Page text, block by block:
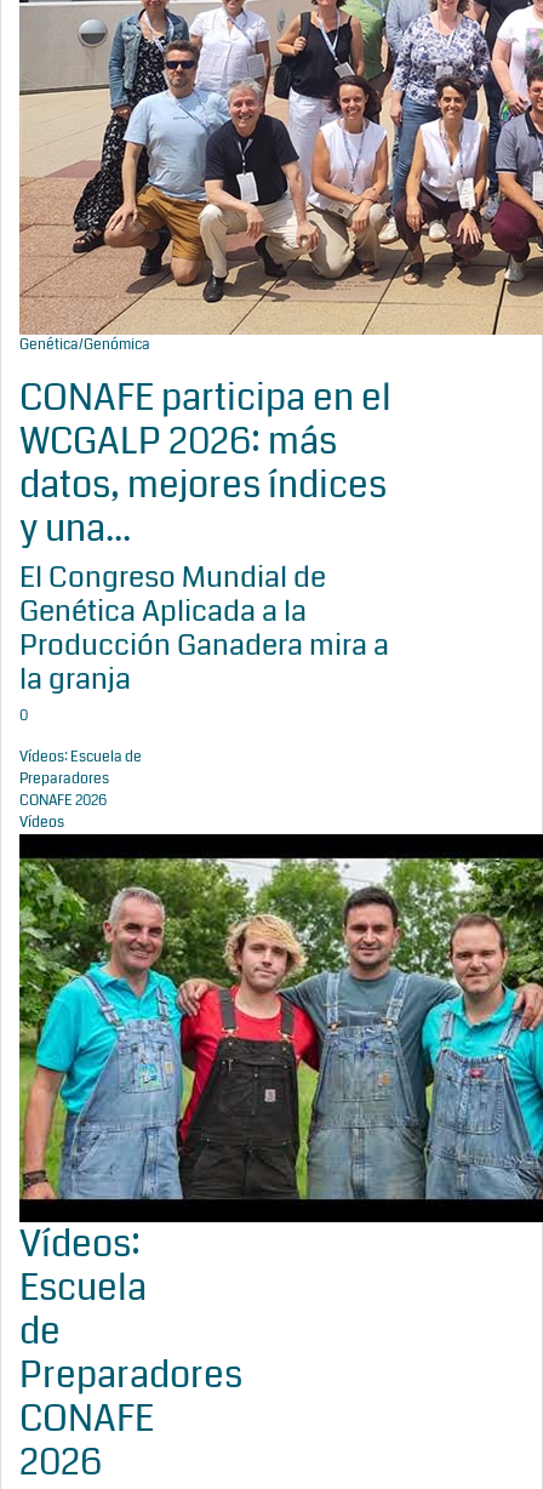
Genética/Genómica
CONAFE participa en el
WCGALP 2026: más
datos, mejores índices
y una...
El Congreso Mundial de
Genética Aplicada a la
Producción Ganadera mira a
la granja
0
Vídeos: Escuela de
Preparadores
CONAFE 2026
Vídeos
Vídeos:
Escuela
de
Preparadores
CONAFE
2026